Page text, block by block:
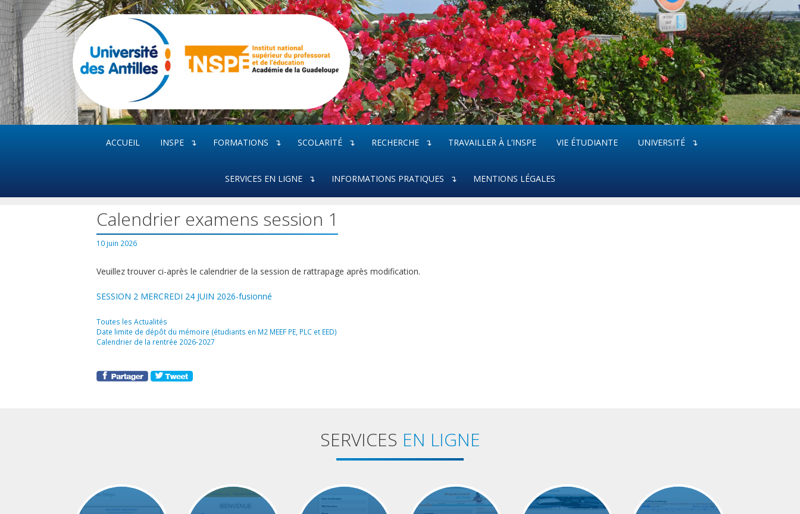
Aller
au
contenu
ACCUEIL INSPE FORMATIONS SCOLARITÉ RECHERCHE TRAVAILLER À L’INSPE VIE ÉTUDIANTE UNIVERSITÉ
SERVICES EN LIGNE INFORMATIONS PRATIQUES MENTIONS LÉGALES
Calendrier examens session 1
10 juin 2026
Veuillez trouver ci-après le calendrier de la session de rattrapage après modification.
SESSION 2 MERCREDI 24 JUIN 2026-fusionné
Catégories
Toutes les Actualités
Date limite de dépôt du mémoire (étudiants en M2 MEEF PE, PLC et EED)
Calendrier de la rentrée 2026-2027
SERVICES EN LIGNE